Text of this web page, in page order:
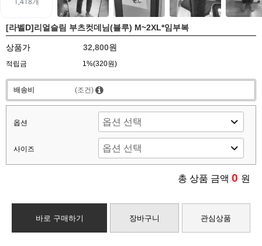
[라벨D]리얼슬림 부츠컷데님(블루) M~2XL*임부복
상품가 32,800원
적립금 1%(320원)
배송비 (조건)
옵션
사이즈
총 상품 금액 0 원
바로 구매하기 장바구니 관심상품